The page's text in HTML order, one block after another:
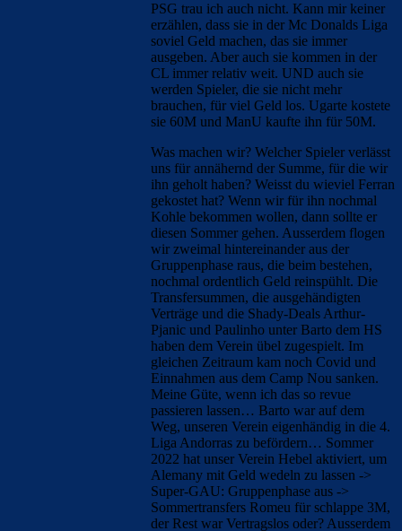
PSG trau ich auch nicht. Kann mir keiner
erzählen, dass sie in der Mc Donalds Liga
soviel Geld machen, das sie immer
ausgeben. Aber auch sie kommen in der
CL immer relativ weit. UND auch sie
werden Spieler, die sie nicht mehr
brauchen, für viel Geld los. Ugarte kostete
sie 60M und ManU kaufte ihn für 50M.
Was machen wir? Welcher Spieler verlässt
uns für annähernd der Summe, für die wir
ihn geholt haben? Weisst du wieviel Ferran
gekostet hat? Wenn wir für ihn nochmal
Kohle bekommen wollen, dann sollte er
diesen Sommer gehen. Ausserdem flogen
wir zweimal hintereinander aus der
Gruppenphase raus, die beim bestehen,
nochmal ordentlich Geld reinspühlt. Die
Transfersummen, die ausgehändigten
Verträge und die Shady-Deals Arthur-
Pjanic und Paulinho unter Barto dem HS
haben dem Verein übel zugespielt. Im
gleichen Zeitraum kam noch Covid und
Einnahmen aus dem Camp Nou sanken.
Meine Güte, wenn ich das so revue
passieren lassen… Barto war auf dem
Weg, unseren Verein eigenhändig in die 4.
Liga Andorras zu befördern… Sommer
2022 hat unser Verein Hebel aktiviert, um
Alemany mit Geld wedeln zu lassen ->
Super-GAU: Gruppenphase aus ->
Sommertransfers Romeu für schlappe 3M,
der Rest war Vertragslos oder? Ausserdem